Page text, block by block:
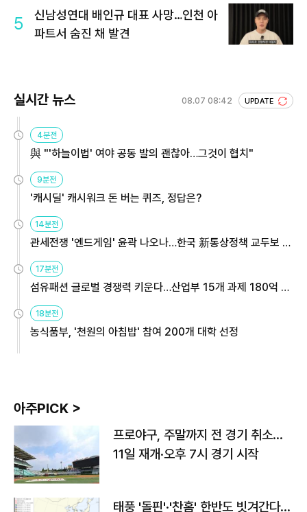
5
신남성연대 배인규 대표 사망…인천 아
파트서 숨진 채 발견
실시간 뉴스 08.07 08:42 UPDATE
4분전
與 "'하늘이법' 여야 공동 발의 괜찮아…그것이 협치"
9분전
'캐시딜' 캐시워크 돈 버는 퀴즈, 정답은?
14분전
관세전쟁 '엔드게임' 윤곽 나오나…한국 新통상정책 교두보 활
17분전
섬유패션 글로벌 경쟁력 키운다…산업부 15개 과제 180억 지
18분전
농식품부, '천원의 아침밥' 참여 200개 대학 선정
아주PICK >
프로야구, 주말까지 전 경기 취소…
11일 재개·오후 7시 경기 시작
태풍 '돌핀'·'찬홈' 한반도 빗겨간다…